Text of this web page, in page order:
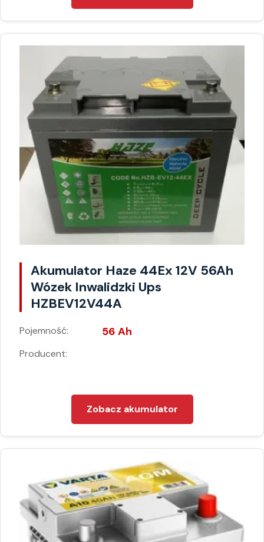
Akumulator Haze 44Ex 12V 56Ah
Wózek Inwalidzki Ups
HZBEV12V44A
Pojemność: 56 Ah
Producent:
Zobacz akumulator